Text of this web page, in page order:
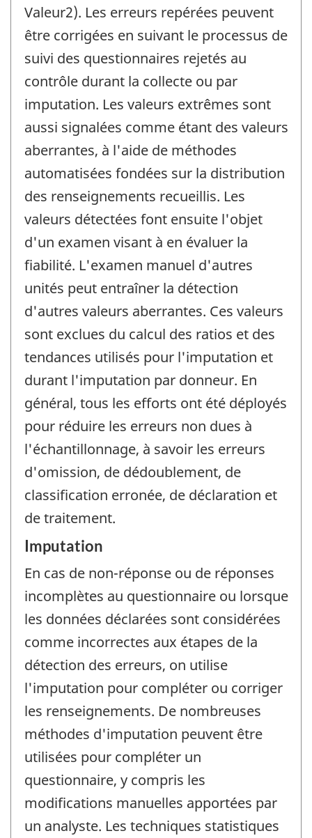
Valeur2). Les erreurs repérées peuvent
être corrigées en suivant le processus de
suivi des questionnaires rejetés au
contrôle durant la collecte ou par
imputation. Les valeurs extrêmes sont
aussi signalées comme étant des valeurs
aberrantes, à l'aide de méthodes
automatisées fondées sur la distribution
des renseignements recueillis. Les
valeurs détectées font ensuite l'objet
d'un examen visant à en évaluer la
fiabilité. L'examen manuel d'autres
unités peut entraîner la détection
d'autres valeurs aberrantes. Ces valeurs
sont exclues du calcul des ratios et des
tendances utilisés pour l'imputation et
durant l'imputation par donneur. En
général, tous les efforts ont été déployés
pour réduire les erreurs non dues à
l'échantillonnage, à savoir les erreurs
d'omission, de dédoublement, de
classification erronée, de déclaration et
de traitement.
Imputation
En cas de non-réponse ou de réponses
incomplètes au questionnaire ou lorsque
les données déclarées sont considérées
comme incorrectes aux étapes de la
détection des erreurs, on utilise
l'imputation pour compléter ou corriger
les renseignements. De nombreuses
méthodes d'imputation peuvent être
utilisées pour compléter un
questionnaire, y compris les
modifications manuelles apportées par
un analyste. Les techniques statistiques